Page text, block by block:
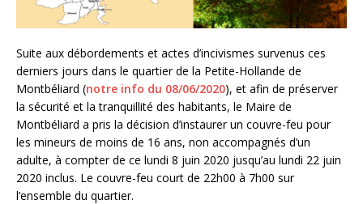
Suite aux débordements et actes d’incivismes survenus ces
derniers jours dans le quartier de la Petite-Hollande de
Montbéliard (notre info du 08/06/2020), et afin de préserver
la sécurité et la tranquillité des habitants, le Maire de
Montbéliard a pris la décision d’instaurer un couvre-feu pour
les mineurs de moins de 16 ans, non accompagnés d’un
adulte, à compter de ce lundi 8 juin 2020 jusqu’au lundi 22 juin
2020 inclus. Le couvre-feu court de 22h00 à 7h00 sur
l’ensemble du quartier.